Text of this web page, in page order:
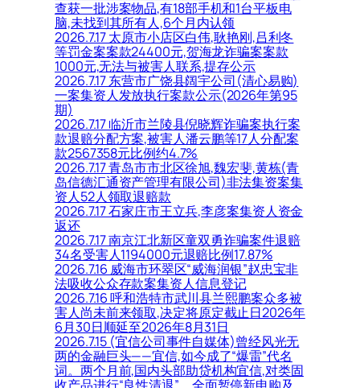
查获一批涉案物品,有18部手机和1台平板电
脑,未找到其所有人,6个月内认领
2026.7.17 太原市小店区白伟,耿艳刚,吕利冬
等罚金案案款24400元,贺海龙诈骗案案款
1000元,无法与被害人联系,提存公示
2026.7.17 东营市广饶县阔宇公司(清心易购)
一案集资人发放执行案款公示(2026年第95
期)
2026.7.17 临沂市兰陵县倪晓辉诈骗案执行案
款退赔分配方案,被害人潘云鹏等17人分配案
款2567358元比例约4.7%
2026.7.17 青岛市市北区徐旭,魏宏斐,黄栋(青
岛信德汇通资产管理有限公司)非法集资案集
资人52人领取退赔款
2026.7.17 石家庄市王立兵,李彦案集资人资金
返还
2026.7.17 南京江北新区童双勇诈骗案件退赔
34名受害人1194000元退赔比例17.87%
2026.7.16 威海市环翠区“威海润银”赵忠宝非
法吸收公众存款案集资人信息登记
2026.7.16 呼和浩特市武川县兰熙鹏案众多被
害人尚未前来领取,决定将原定截止日2026年
6月30日顺延至2026年8月31日
2026.7.15 (宜信公司事件自媒体)曾经风光无
两的金融巨头——宜信,如今成了“爆雷”代名
词。两个月前,国内头部助贷机构宜信,对类固